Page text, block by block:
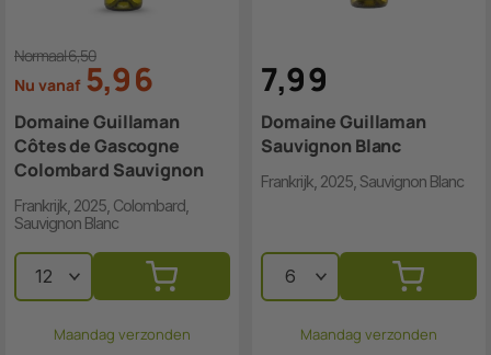
Normaal 6,50
Nu vanaf 5,96
Domaine Guillaman
Côtes de Gascogne
Colombard Sauvignon
Frankrijk, 2025, Colombard,
Sauvignon Blanc
Maandag verzonden
7,99
Domaine Guillaman
Sauvignon Blanc
Frankrijk, 2025, Sauvignon Blanc
Maandag verzonden